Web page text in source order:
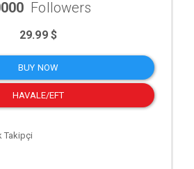
Followers
29.99 $
BUY NOW
HAVALE/EFT
Takipçi